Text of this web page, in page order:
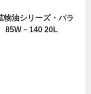
物油シリーズ・パラ
85W－140 20L